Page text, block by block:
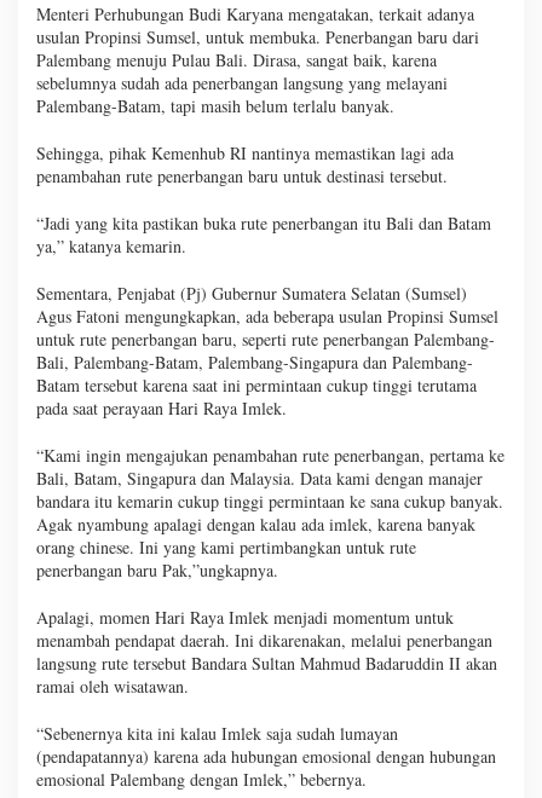
Menteri Perhubungan Budi Karyana mengatakan, terkait adanya
usulan Propinsi Sumsel, untuk membuka. Penerbangan baru dari
Palembang menuju Pulau Bali. Dirasa, sangat baik, karena
sebelumnya sudah ada penerbangan langsung yang melayani
Palembang-Batam, tapi masih belum terlalu banyak.
Sehingga, pihak Kemenhub RI nantinya memastikan lagi ada
penambahan rute penerbangan baru untuk destinasi tersebut.
“Jadi yang kita pastikan buka rute penerbangan itu Bali dan Batam
ya,” katanya kemarin.
Sementara, Penjabat (Pj) Gubernur Sumatera Selatan (Sumsel)
Agus Fatoni mengungkapkan, ada beberapa usulan Propinsi Sumsel
untuk rute penerbangan baru, seperti rute penerbangan Palembang-
Bali, Palembang-Batam, Palembang-Singapura dan Palembang-
Batam tersebut karena saat ini permintaan cukup tinggi terutama
pada saat perayaan Hari Raya Imlek.
“Kami ingin mengajukan penambahan rute penerbangan, pertama ke
Bali, Batam, Singapura dan Malaysia. Data kami dengan manajer
bandara itu kemarin cukup tinggi permintaan ke sana cukup banyak.
Agak nyambung apalagi dengan kalau ada imlek, karena banyak
orang chinese. Ini yang kami pertimbangkan untuk rute
penerbangan baru Pak,”ungkapnya.
Apalagi, momen Hari Raya Imlek menjadi momentum untuk
menambah pendapat daerah. Ini dikarenakan, melalui penerbangan
langsung rute tersebut Bandara Sultan Mahmud Badaruddin II akan
ramai oleh wisatawan.
“Sebenernya kita ini kalau Imlek saja sudah lumayan
(pendapatannya) karena ada hubungan emosional dengan hubungan
emosional Palembang dengan Imlek,” bebernya.